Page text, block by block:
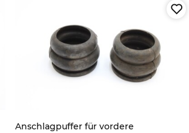
Anschlagpuffer für vordere